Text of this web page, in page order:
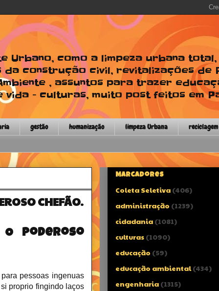
como a limpeza urbana total,
da construção civil, revitalizações de
, assuntos para trazer
vida - culturas, muito post feitos em
gestão humanização limpeza Urbana
reciclagem
CHEFÃO.
Poderoso
pessoas ingenuas
proprio fingindo laços
Marcadores
Coleta Seletiva (406)
administração (1239)
cidadania (1081)
culturas (1090)
educação (59)
educação ambiental (434)
engenharia (1315)